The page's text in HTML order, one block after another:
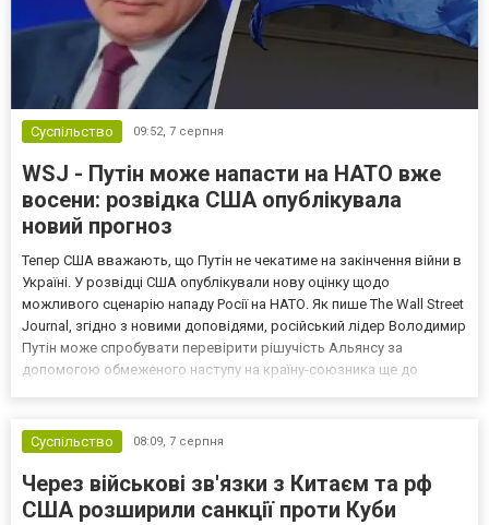
Суспільство 09:52, 7 серпня
WSJ - Путін може напасти на НАТО вже
восени: розвідка США опублікувала
новий прогноз
Тепер США вважають, що Путін не чекатиме на закінчення війни в
Україні. У розвідці США опублікували нову оцінку щодо
можливого сценарію нападу Росії на НАТО. Як пише The Wall Street
Journal, згідно з новими доповідями, російський лідер Володимир
Путін може спробувати перевірити рішучість Альянсу за
допомогою обмеженого наступу на країну-союзника ще до
Суспільство
08:09, 7 серпня
Через військові зв'язки з Китаєм та рф
США розширили санкції проти Куби